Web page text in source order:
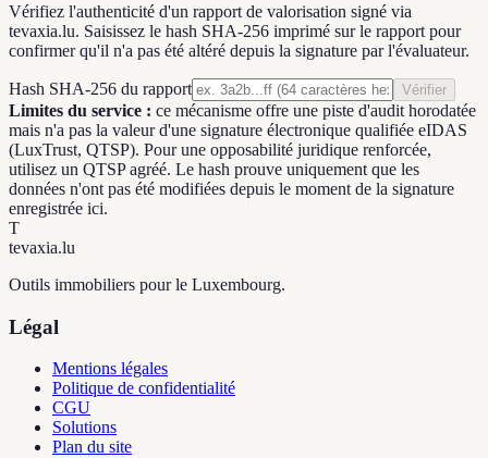
Vérifiez l'authenticité d'un rapport de valorisation signé via
tevaxia.lu. Saisissez le hash SHA-256 imprimé sur le rapport pour
confirmer qu'il n'a pas été altéré depuis la signature par l'évaluateur.
Hash SHA-256 du rapport Vérifier
Limites du service : ce mécanisme offre une piste d'audit horodatée
mais n'a pas la valeur d'une signature électronique qualifiée eIDAS
(LuxTrust, QTSP). Pour une opposabilité juridique renforcée,
utilisez un QTSP agréé. Le hash prouve uniquement que les
données n'ont pas été modifiées depuis le moment de la signature
enregistrée ici.
T
tevaxia.lu
Outils immobiliers pour le Luxembourg.
Légal
Mentions légales
Politique de confidentialité
CGU
Solutions
Plan du site